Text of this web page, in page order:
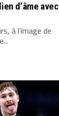
d’âme avec
à l’image de